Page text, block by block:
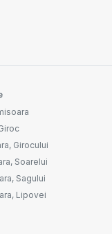
Girocului
Soarelui
Sagului
Lipovei